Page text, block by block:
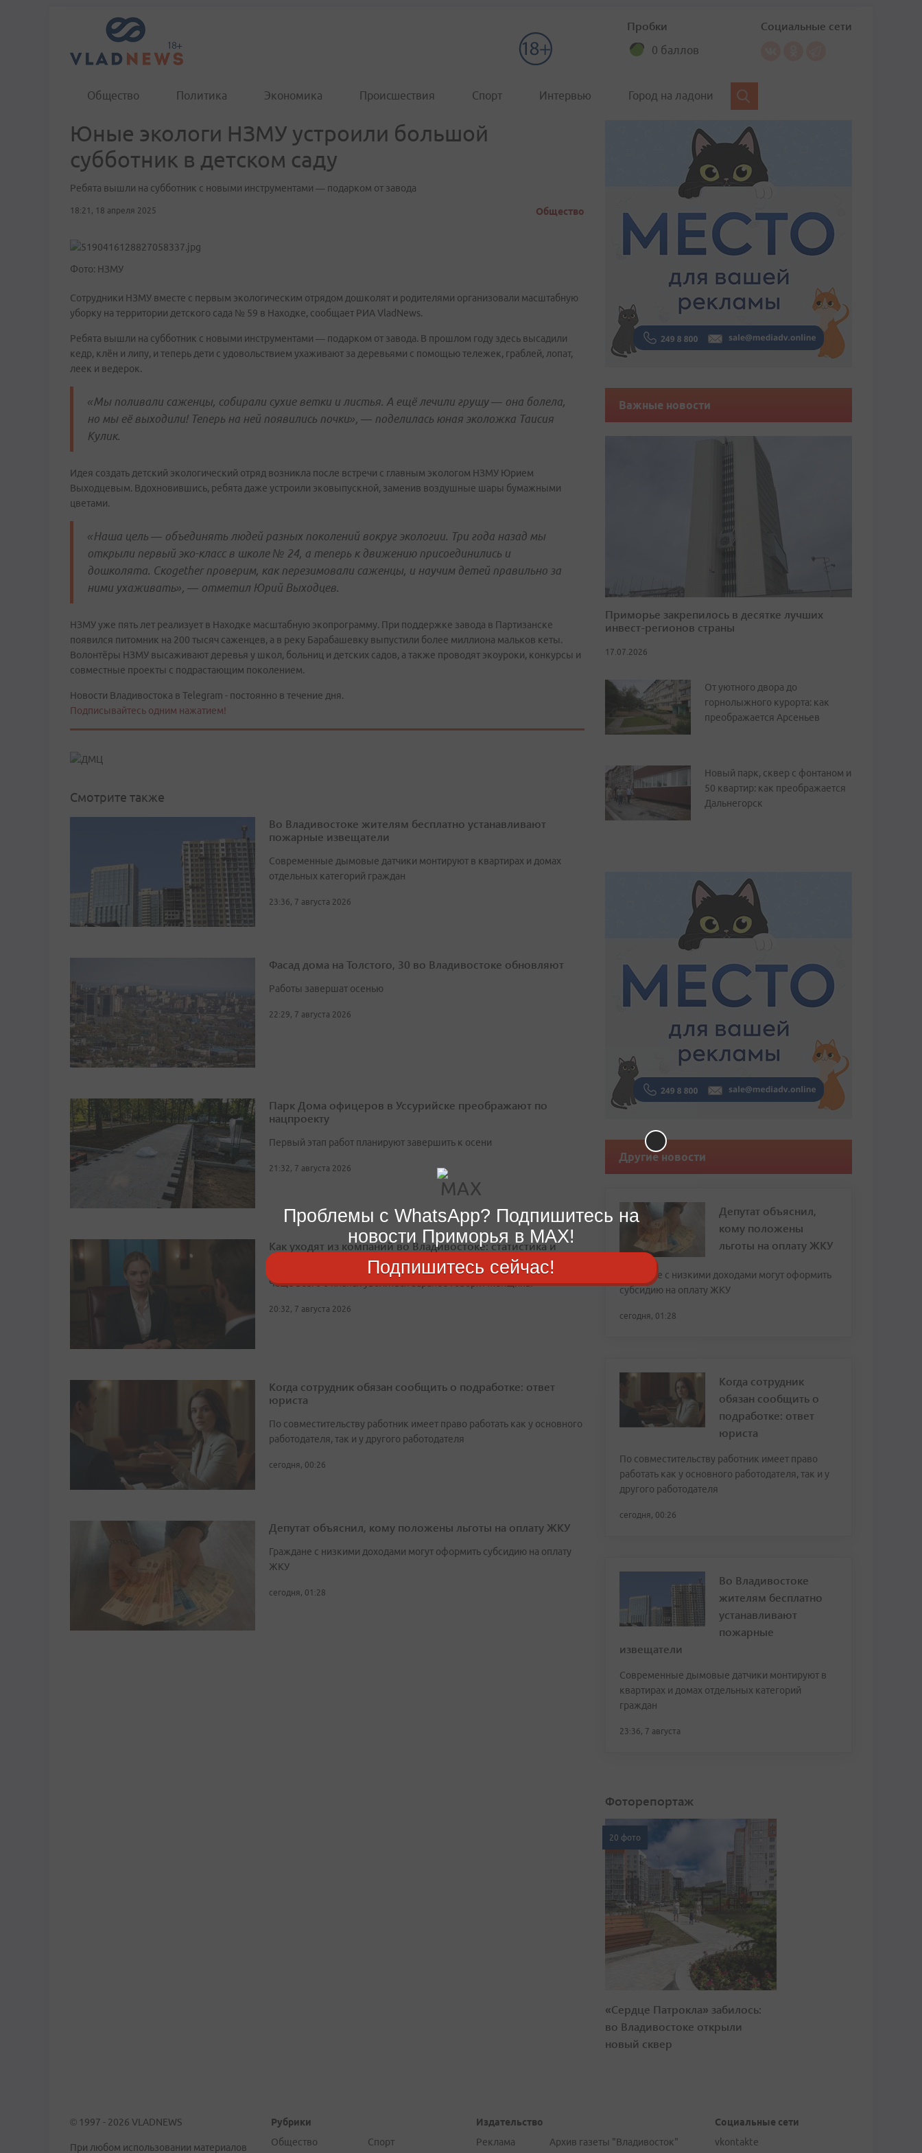
Пробки
0 баллов
Социальные сети
Общество Политика Экономика Происшествия Спорт Интервью Город на ладони
Юные экологи НЗМУ устроили большой
субботник в детском саду
Ребята вышли на субботник с новыми инструментами — подарком от завода
18:21, 18 апреля 2025 Общество
Фото: НЗМУ
Сотрудники НЗМУ вместе с первым экологическим отрядом дошколят и родителями организовали масштабную
уборку на территории детского сада № 59 в Находке, сообщает РИА VladNews.
Ребята вышли на субботник с новыми инструментами — подарком от завода. В прошлом году здесь высадили
кедр, клён и липу, и теперь дети с удовольствием ухаживают за деревьями с помощью тележек, граблей, лопат,
леек и ведерок.
«Мы поливали саженцы, собирали сухие ветки и листья. А ещё лечили грушу — она болела,
но мы её выходили! Теперь на ней появились почки», — поделилась юная эколожка Таисия
Кулик.
Идея создать детский экологический отряд возникла после встречи с главным экологом НЗМУ Юрием
Выходцевым. Вдохновившись, ребята даже устроили эковыпускной, заменив воздушные шары бумажными
цветами.
«Наша цель — объединять людей разных поколений вокруг экологии. Три года назад мы
открыли первый эко-класс в школе № 24, а теперь к движению присоединились и
дошколята. Скogether проверим, как перезимовали саженцы, и научим детей правильно за
ними ухаживать», — отметил Юрий Выходцев.
НЗМУ уже пять лет реализует в Находке масштабную экопрограмму. При поддержке завода в Партизанске
появился питомник на 200 тысяч саженцев, а в реку Барабашевку выпустили более миллиона мальков кеты.
Волонтёры НЗМУ высаживают деревья у школ, больниц и детских садов, а также проводят экоуроки, конкурсы и
совместные проекты с подрастающим поколением.
Новости Владивостока в Telegram - постоянно в течение дня.
Подписывайтесь одним нажатием!
Смотрите также
Во Владивостоке жителям бесплатно устанавливают
пожарные извещатели
Современные дымовые датчики монтируют в квартирах и домах
отдельных категорий граждан
23:36, 7 августа 2026
Фасад дома на Толстого, 30 во Владивостоке обновляют
Работы завершат осенью
22:29, 7 августа 2026
Парк Дома офицеров в Уссурийске преображают по
нацпроекту
Первый этап работ планируют завершить к осени
21:32, 7 августа 2026
Как уходят из компаний во Владивостоке: статистика и
откровения сотрудников
Чаще всего о планах уволиться заранее говорят женщины
20:32, 7 августа 2026
Когда сотрудник обязан сообщить о подработке: ответ
юриста
По совместительству работник имеет право работать как у основного
работодателя, так и у другого работодателя
сегодня, 00:26
Депутат объяснил, кому положены льготы на оплату ЖКУ
Граждане с низкими доходами могут оформить субсидию на оплату
ЖКУ
сегодня, 01:28
Важные новости
Приморье закрепилось в десятке лучших
инвест-регионов страны
17.07.2026
От уютного двора до
горнолыжного курорта: как
преображается Арсеньев
Новый парк, сквер с фонтаном и
50 квартир: как преображается
Дальнегорск
Другие новости
Депутат объяснил,
кому положены
льготы на оплату ЖКУ
Граждане с низкими доходами могут оформить
субсидию на оплату ЖКУ
сегодня, 01:28
Когда сотрудник
обязан сообщить о
подработке: ответ
юриста
По совместительству работник имеет право
работать как у основного работодателя, так и у
другого работодателя
сегодня, 00:26
Во Владивостоке
жителям бесплатно
устанавливают
пожарные
извещатели
Современные дымовые датчики монтируют в
квартирах и домах отдельных категорий
граждан
23:36, 7 августа
Фоторепортаж
20 фото
«Сердце Патрокла» забилось:
во Владивостоке открыли
новый сквер
© 1997 - 2026 VLADNEWS
При любом использовании материалов
Рубрики
Общество
Спорт
Издательство
Реклама
Архив газеты "Владивосток"
Социальные сети
vkontakte
Проблемы с WhatsApp? Подпишитесь на
новости Приморья в MAX!
Подпишитесь сейчас!